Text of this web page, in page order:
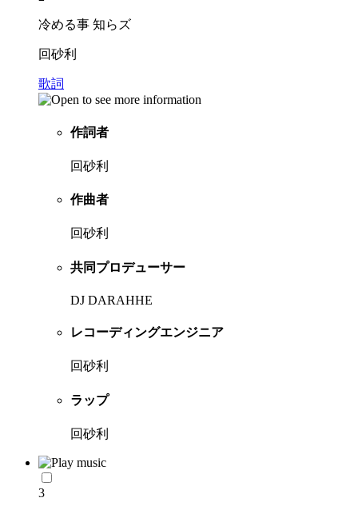
冷める事 知らズ
回砂利
歌詞
作詞者
回砂利
作曲者
回砂利
共同プロデューサー
DJ DARAHHE
レコーディングエンジニア
回砂利
ラップ
回砂利
3